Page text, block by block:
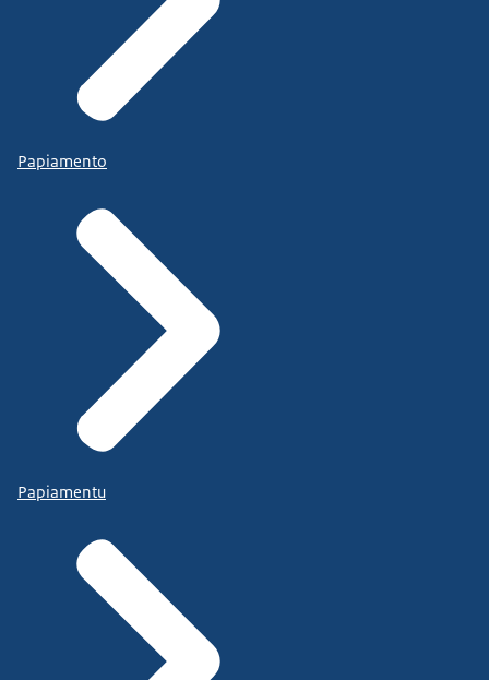
Papiamento
Papiamentu